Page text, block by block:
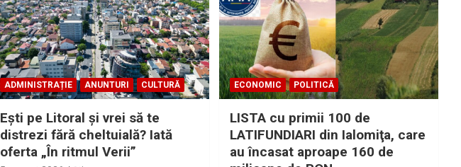
ADMINISTRAȚIE ANUNTURI CULTURĂ
Eşti pe Litoral şi vrei să te
distrezi fără cheltuială? Iată
oferta „În ritmul Verii”
ECONOMIC POLITICĂ
LISTA cu primii 100 de
LATIFUNDIARI din Ialomiţa, care
au încasat aproape 160 de